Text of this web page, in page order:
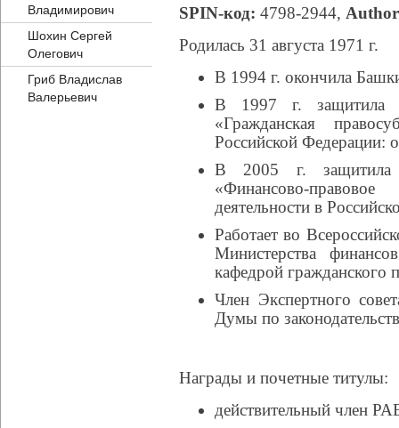
Владимирович
Шохин Сергей
Олегович
Гриб Владислав
Валерьевич
SPIN-код: 4798-2944,
Родилась 31 августа 1971 г.
В 1994 г. окончила
В 1997 г. защитила
«Гражданская
Российской Федерации:
В 2005 г. защитила
«Финансово-правовое
деятельности в
Работает во
Министерства
кафедрой гражданского
Член Экспертного
Думы по
Награды и почетные титулы:
действительный член